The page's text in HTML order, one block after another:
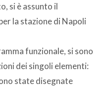
si è assunto il
la stazione di Napoli
funzionale, si sono
dei singoli elementi:
state disegnate